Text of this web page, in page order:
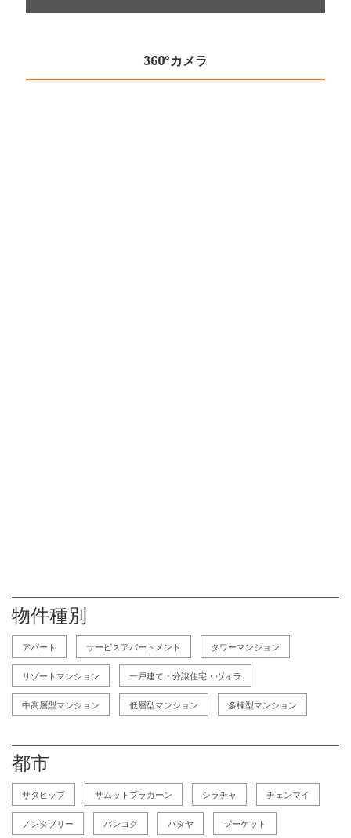
360°カメラ
物件種別
アパート サービスアパートメント タワーマンション
リゾートマンション 一戸建て・分譲住宅・ヴィラ
中高層型マンション 低層型マンション 多棟型マンション
都市
サタヒップ サムットプラカーン シラチャ チェンマイ
ノンタブリー バンコク パタヤ プーケット